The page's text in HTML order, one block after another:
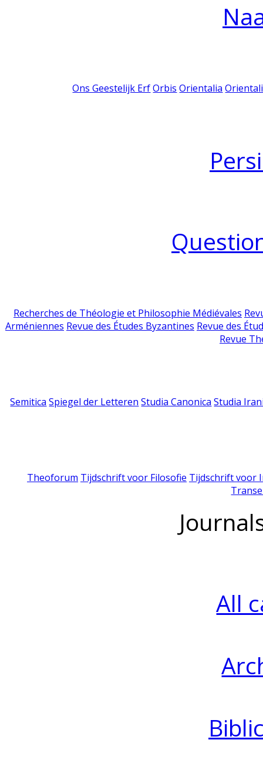
Ons Geestelijk Erf Orbis Orientalia
Recherches de Théologie et Philosophie Médiévales
Arméniennes Revue des Études Byzantines Revue des
Revue
Semitica Spiegel der Letteren Studia Canonica Studia
Theoforum Tijdschrift voor Filosofie Tijdschrift voor
All